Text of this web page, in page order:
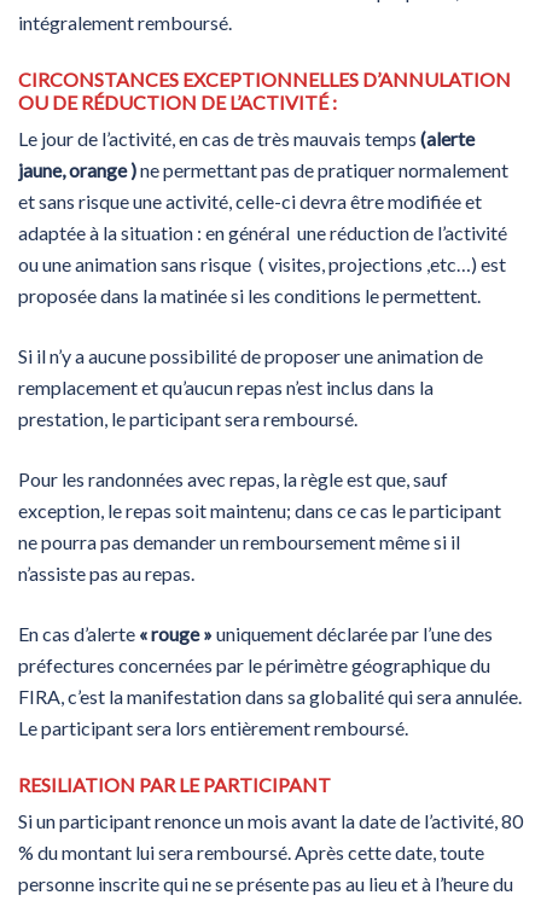
intégralement remboursé.
CIRCONSTANCES EXCEPTIONNELLES D’ANNULATION
OU DE RÉDUCTION DE L’ACTIVITÉ :
Le jour de l’activité, en cas de très mauvais temps (alerte
jaune, orange )ne permettant pas de pratiquer normalement
et sans risque une activité, celle-ci devra être modifiée et
adaptée à la situation : en général une réduction de l’activité
ou une animation sans risque ( visites, projections ,etc…) est
proposée dans la matinée si les conditions le permettent.
Si il n’y a aucune possibilité de proposer une animation de
remplacement et qu’aucun repas n’est inclus dans la
prestation, le participant sera remboursé.
Pour les randonnées avec repas, la règle est que, sauf
exception, le repas soit maintenu; dans ce cas le participant
ne pourra pas demander un remboursement même si il
n’assiste pas au repas.
En cas d’alerte « rouge » uniquement déclarée par l’une des
préfectures concernées par le périmètre géographique du
FIRA, c’est la manifestation dans sa globalité qui sera annulée.
Le participant sera lors entièrement remboursé.
RESILIATION PAR LE PARTICIPANT
Si un participant renonce un mois avant la date de l’activité, 80
% du montant lui sera remboursé. Après cette date, toute
personne inscrite qui ne se présente pas au lieu et à l’heure du